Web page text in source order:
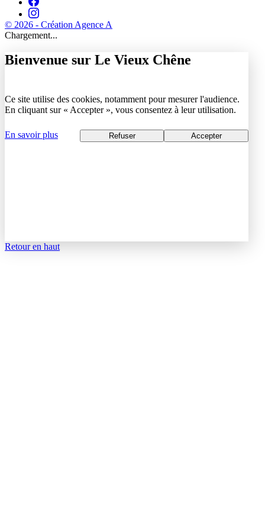
© 2026 - Création Agence A
Chargement...
Bienvenue sur Le Vieux Chêne
Ce site utilise des cookies, notamment pour mesurer l'audience.
En cliquant sur « Accepter », vous consentez à leur utilisation.
En savoir plus Refuser Accepter
Retour en haut